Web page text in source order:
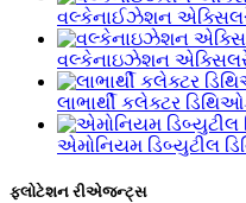
વલ્કેનાઈઝેશન
વલ્કેનાઇઝેશન
લાભાર્થી કલેક્ટર
એમોનિયમ ડિબ્યુટીલ
ફ્લોટેશન રીએજન્ટ્સ